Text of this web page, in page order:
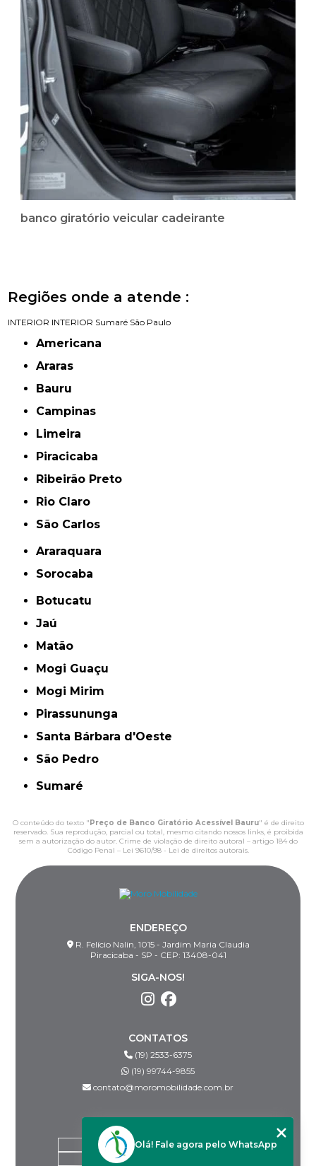
banco giratório veicular cadeirante
Regiões onde a atende :
INTERIOR INTERIOR Sumaré São Paulo
Americana
Araras
Bauru
Campinas
Limeira
Piracicaba
Ribeirão Preto
Rio Claro
São Carlos
Araraquara
Sorocaba
Botucatu
Jaú
Matão
Mogi Guaçu
Mogi Mirim
Pirassununga
Santa Bárbara d'Oeste
São Pedro
Sumaré
O conteúdo do texto "Preço de Banco Giratório Acessível Bauru" é de direito
reservado. Sua reprodução, parcial ou total, mesmo citando nossos links, é proibida
sem a autorização do autor. Crime de violação de direito autoral – artigo 184 do
Código Penal – Lei 9610/98 - Lei de direitos autorais.
ENDEREÇO
R. Felício Nalin, 1015 - Jardim Maria Claudia
Piracicaba - SP - CEP: 13408-041
SIGA-NOS!
CONTATOS
(19) 2533-6375
(19) 99744-9855
contato@moromobilidade.com.br
HOME
Olá! Fale agora pelo WhatsApp